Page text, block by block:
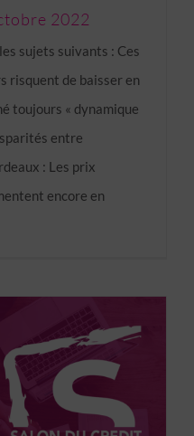
2022
sujets suivants : Ces
risquent de baisser en
toujours « dynamique
entre
: Les prix
encore en